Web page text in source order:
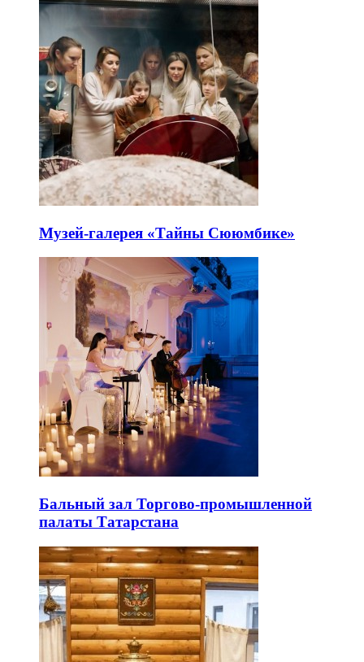
Музей-галерея «Тайны Сююмбике»
Бальный зал Торгово-промышленной
палаты Татарстана